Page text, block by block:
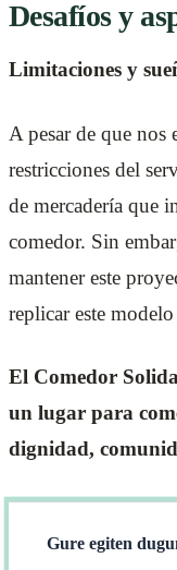
Desafíos y
Limitaciones y
A pesar de que nos
restricciones del
de mercadería que
comedor. Sin
mantener este
replicar este
El Comedor
un lugar para
dignidad,
Gure egiten